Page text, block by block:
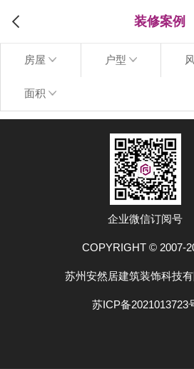
装修案例
房屋 户型
面积
企业微信订阅号
COPYRIGHT © 2007-
苏州安然居建筑装饰科技
苏ICP备2021013723